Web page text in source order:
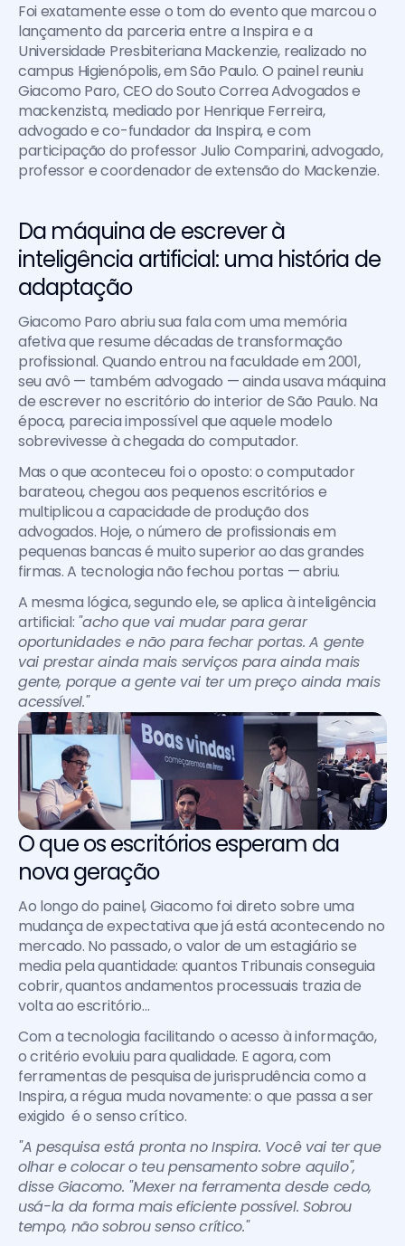
Foi exatamente esse o tom do evento que marcou o
lançamento da parceria entre a Inspira e a
Universidade Presbiteriana Mackenzie, realizado no
campus Higienópolis, em São Paulo. O painel reuniu
Giacomo Paro, CEO do Souto Correa Advogados e
mackenzista, mediado por Henrique Ferreira,
advogado e co-fundador da Inspira, e com
participação do professor Julio Comparini, advogado,
professor e coordenador de extensão do Mackenzie.
Da máquina de escrever à
inteligência artificial: uma história de
adaptação
Giacomo Paro abriu sua fala com uma memória
afetiva que resume décadas de transformação
profissional. Quando entrou na faculdade em 2001,
seu avô — também advogado — ainda usava máquina
de escrever no escritório do interior de São Paulo. Na
época, parecia impossível que aquele modelo
sobrevivesse à chegada do computador.
Mas o que aconteceu foi o oposto: o computador
barateou, chegou aos pequenos escritórios e
multiplicou a capacidade de produção dos
advogados. Hoje, o número de profissionais em
pequenas bancas é muito superior ao das grandes
firmas. A tecnologia não fechou portas — abriu.
A mesma lógica, segundo ele, se aplica à inteligência
artificial: "acho que vai mudar para gerar
oportunidades e não para fechar portas. A gente
vai prestar ainda mais serviços para ainda mais
gente, porque a gente vai ter um preço ainda mais
acessível."
O que os escritórios esperam da
nova geração
Ao longo do painel, Giacomo foi direto sobre uma
mudança de expectativa que já está acontecendo no
mercado. No passado, o valor de um estagiário se
media pela quantidade: quantos Tribunais conseguia
cobrir, quantos andamentos processuais trazia de
volta ao escritório…
Com a tecnologia facilitando o acesso à informação,
o critério evoluiu para qualidade. E agora, com
ferramentas de pesquisa de jurisprudência como a
Inspira, a régua muda novamente: o que passa a ser
exigido  é o senso crítico.
"A pesquisa está pronta no Inspira. Você vai ter que
olhar e colocar o teu pensamento sobre aquilo",
disse Giacomo. "Mexer na ferramenta desde cedo,
usá-la da forma mais eficiente possível. Sobrou
tempo, não sobrou senso crítico."